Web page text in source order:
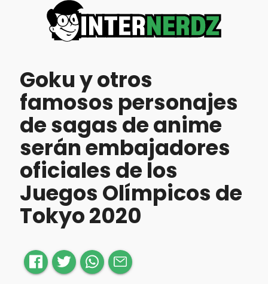
Goku y otros
famosos personajes
de sagas de anime
serán embajadores
oficiales de los
Juegos Olímpicos de
Tokyo 2020